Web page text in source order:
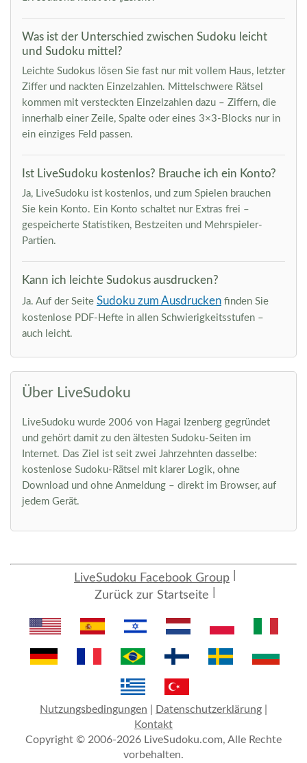
Was ist der Unterschied zwischen Sudoku leicht
und Sudoku mittel?
Leichte Sudokus lösen Sie fast nur mit vollem Haus, letzter
Ziffer und nackten Einzelzahlen. Mittelschwere Rätsel
kommen mit versteckten Einzelzahlen dazu – Ziffern, die
innerhalb einer Zeile, Spalte oder eines 3×3-Blocks nur in
ein einziges Feld passen.
Ist LiveSudoku kostenlos? Brauche ich ein Konto?
Ja, LiveSudoku ist kostenlos, und zum Spielen brauchen
Sie kein Konto. Ein Konto schaltet nur Extras frei –
gespeicherte Statistiken, Bestzeiten und Mehrspieler-
Partien.
Kann ich leichte Sudokus ausdrucken?
Ja. Auf der Seite Sudoku zum Ausdrucken finden Sie
kostenlose PDF-Hefte in allen Schwierigkeitsstufen –
auch leicht.
Über LiveSudoku
LiveSudoku wurde 2006 von Hagai Izenberg gegründet
und gehört damit zu den ältesten Sudoku-Seiten im
Internet. Das Ziel ist seit zwei Jahrzehnten dasselbe:
kostenlose Sudoku-Rätsel mit klarer Logik, ohne
Download und ohne Anmeldung – direkt im Browser, auf
jedem Gerät.
LiveSudoku Facebook Group
Zurück zur Startseite
Nutzungsbedingungen Datenschutzerklärung
Kontakt
Copyright © 2006-2026 LiveSudoku.com, Alle Rechte
vorbehalten.